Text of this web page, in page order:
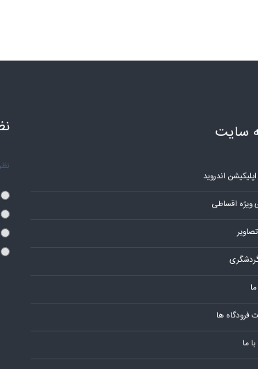
سایت
اندروید
ویژه اقساطی
فرودگاه ها
ما